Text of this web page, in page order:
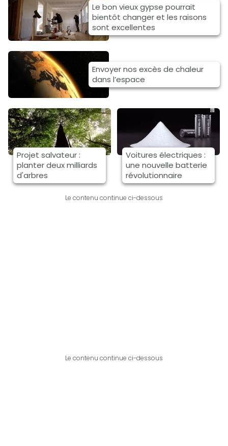
Le bon vieux gypse pourrait
bientôt changer et les raisons
sont excellentes
Envoyer nos excès de chaleur
dans l’espace
Projet salvateur :
planter deux milliards
d'arbres
Voitures électriques :
une nouvelle batterie
révolutionnaire
Le contenu continue ci-dessous
Le contenu continue ci-dessous